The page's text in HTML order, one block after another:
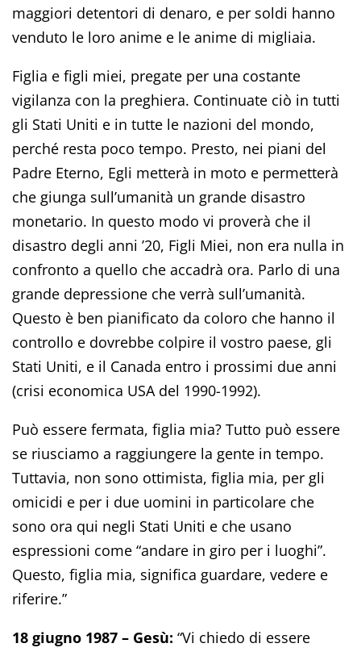
maggiori detentori di denaro, e per soldi hanno
venduto le loro anime e le anime di migliaia.
Figlia e figli miei, pregate per una costante
vigilanza con la preghiera. Continuate ciò in tutti
gli Stati Uniti e in tutte le nazioni del mondo,
perché resta poco tempo. Presto, nei piani del
Padre Eterno, Egli metterà in moto e permetterà
che giunga sull’umanità un grande disastro
monetario. In questo modo vi proverà che il
disastro degli anni ’20, Figli Miei, non era nulla in
confronto a quello che accadrà ora. Parlo di una
grande depressione che verrà sull’umanità.
Questo è ben pianificato da coloro che hanno il
controllo e dovrebbe colpire il vostro paese, gli
Stati Uniti, e il Canada entro i prossimi due anni
(crisi economica USA del 1990-1992).
Può essere fermata, figlia mia? Tutto può essere
se riusciamo a raggiungere la gente in tempo.
Tuttavia, non sono ottimista, figlia mia, per gli
omicidi e per i due uomini in particolare che
sono ora qui negli Stati Uniti e che usano
espressioni come “andare in giro per i luoghi”.
Questo, figlia mia, significa guardare, vedere e
riferire.”
18 giugno 1987 – Gesù: “Vi chiedo di essere